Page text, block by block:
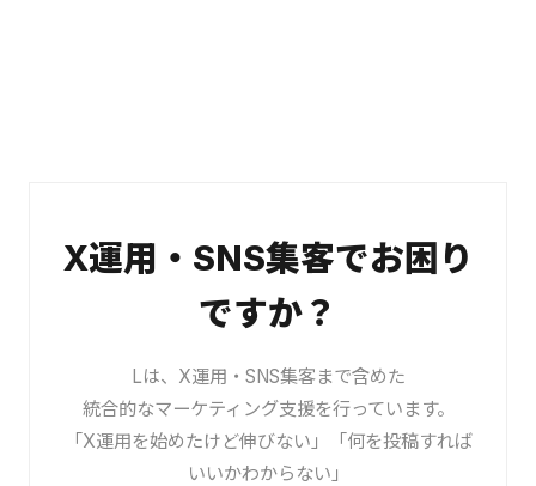
X運用・SNS集客でお困り
ですか？
Lは、X運用・SNS集客まで含めた
統合的なマーケティング支援を行っています。
「X運用を始めたけど伸びない」「何を投稿すれば
いいかわからない」